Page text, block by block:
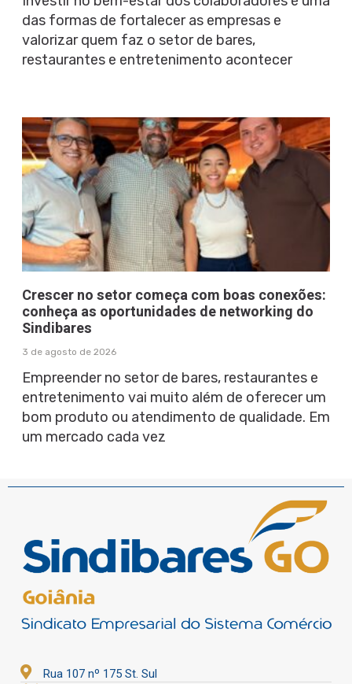
das formas de fortalecer as empresas e
valorizar quem faz o setor de bares,
restaurantes e entretenimento acontecer
Crescer no setor começa com boas conexões:
conheça as oportunidades de networking do
Sindibares
3 de agosto de 2026
Empreender no setor de bares, restaurantes e
entretenimento vai muito além de oferecer um
bom produto ou atendimento de qualidade. Em
um mercado cada vez
Rua 107 nº 175 St. Sul